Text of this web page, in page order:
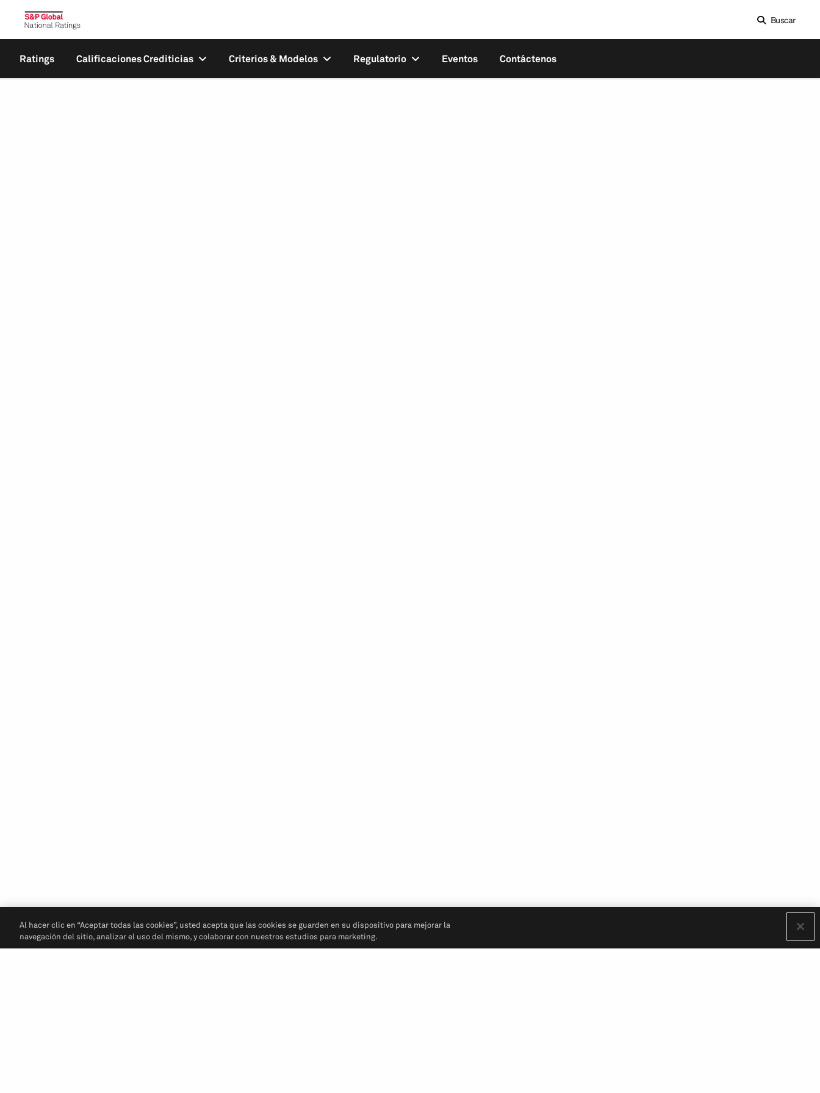
Buscar
Ratings Calificaciones Crediticias Criterios & Modelos Regulatorio Eventos Contáctenos
Al hacer clic en “Aceptar todas las cookies”, usted acepta que las cookies se guarden en su dispositivo para mejorar la
navegación del sitio, analizar el uso del mismo, y colaborar con nuestros estudios para marketing.